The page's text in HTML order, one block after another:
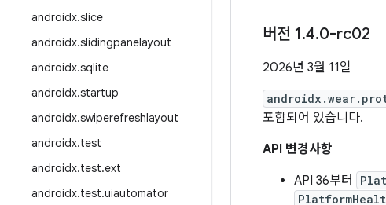
androidx.slice
androidx.slidingpanelayout
androidx.sqlite
androidx.startup
androidx.swiperefreshlayout
androidx.test
androidx.test.ext
androidx.test.uiautomator
버전 1.4.0-rc02
2026년 3월 11일
포함되어 있습니다.
API 변경사항
API 36부터